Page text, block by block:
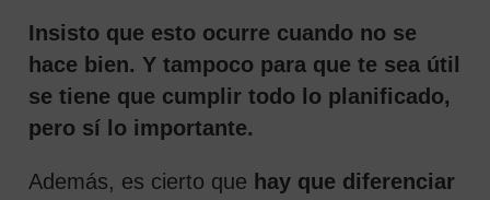
Insisto que esto ocurre cuando no se
hace bien. Y tampoco para que te sea útil
se tiene que cumplir todo lo planificado,
pero sí lo importante.
Además, es cierto que hay que diferenciar